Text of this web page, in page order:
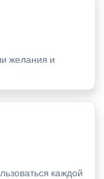
желания и
каждой